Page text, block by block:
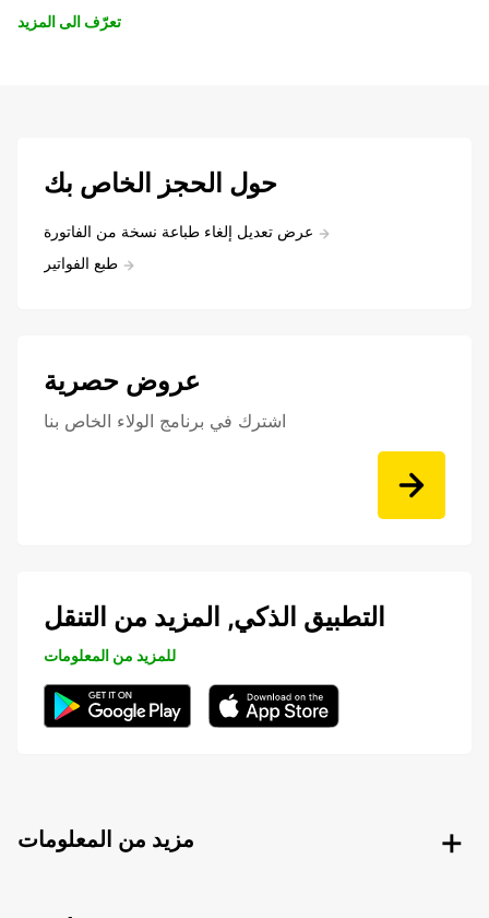
تعرّف الى المزيد
حول الحجز الخاص بك
عرض تعديل إلغاء طباعة نسخة من الفاتورة
طبع الفواتير
عروض حصرية
اشترك في برنامج الولاء الخاص بنا
التطبيق الذكي, المزيد من التنقل
للمزيد من المعلومات
مزيد من المعلومات